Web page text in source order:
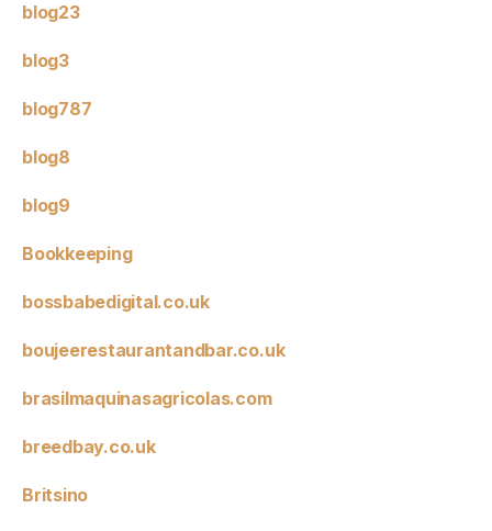
blog23
blog3
blog787
blog8
blog9
Bookkeeping
bossbabedigital.co.uk
boujeerestaurantandbar.co.uk
brasilmaquinasagricolas.com
breedbay.co.uk
Britsino